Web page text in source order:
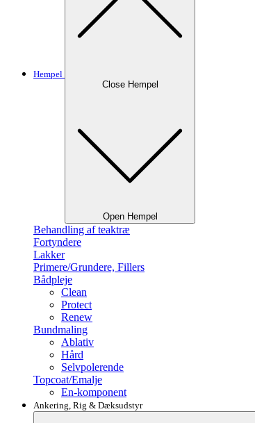
Hempel
Close Hempel
Open Hempel
Behandling af teaktræ
Fortyndere
Lakker
Primere/Grundere, Fillers
Bådpleje
Clean
Protect
Renew
Bundmaling
Ablativ
Hård
Selvpolerende
Topcoat/Emalje
En-komponent
Ankering, Rig & Dæksudstyr